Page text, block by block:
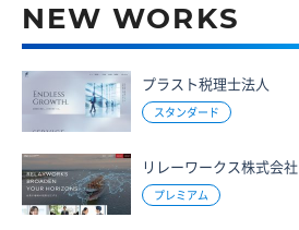
NEW WORKS
プラスト税理士法人
スタンダード
リレーワークス株式会社
プレミアム